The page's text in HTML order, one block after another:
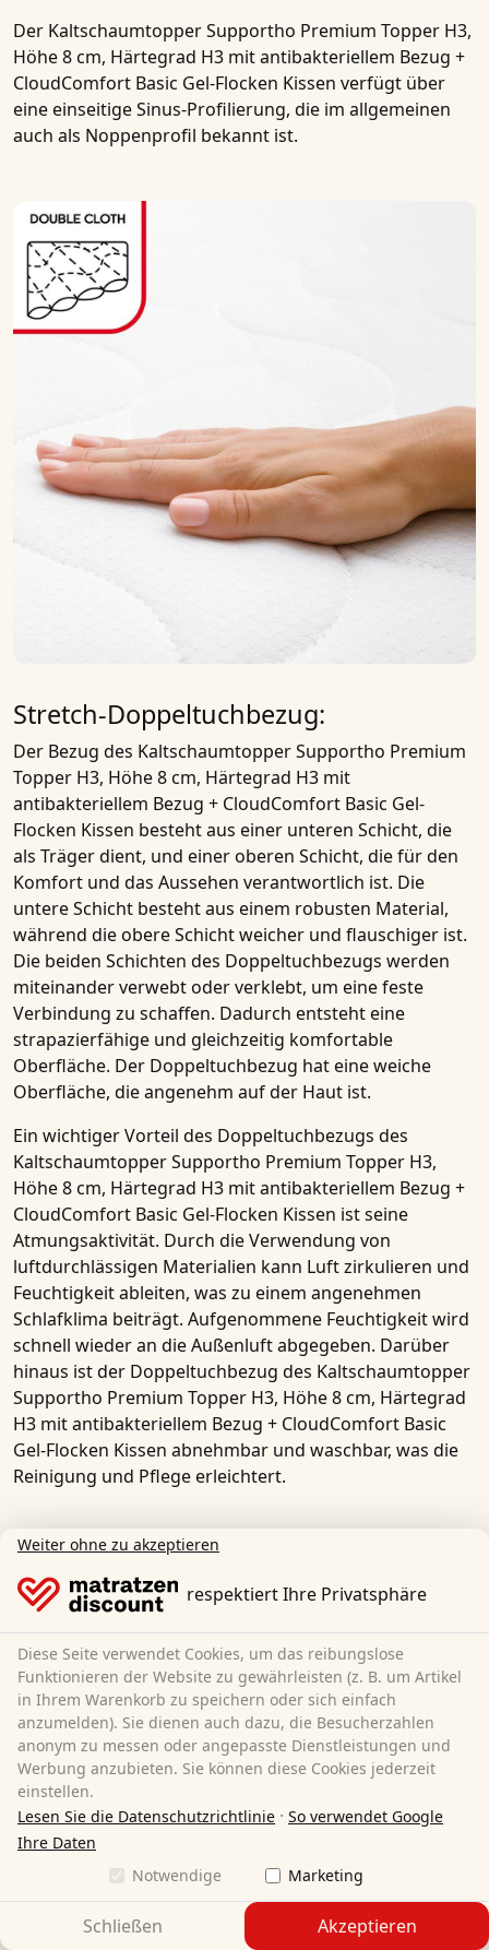
Der Kaltschaumtopper Supportho Premium Topper H3,
Höhe 8 cm, Härtegrad H3 mit antibakteriellem Bezug +
CloudComfort Basic Gel-Flocken Kissen verfügt über
eine einseitige Sinus-Profilierung, die im allgemeinen
auch als Noppenprofil bekannt ist.
Stretch-Doppeltuchbezug:
Der Bezug des Kaltschaumtopper Supportho Premium
Topper H3, Höhe 8 cm, Härtegrad H3 mit
antibakteriellem Bezug + CloudComfort Basic Gel-
Flocken Kissen besteht aus einer unteren Schicht, die
als Träger dient, und einer oberen Schicht, die für den
Komfort und das Aussehen verantwortlich ist. Die
untere Schicht besteht aus einem robusten Material,
während die obere Schicht weicher und flauschiger ist.
Die beiden Schichten des Doppeltuchbezugs werden
miteinander verwebt oder verklebt, um eine feste
Verbindung zu schaffen. Dadurch entsteht eine
strapazierfähige und gleichzeitig komfortable
Oberfläche. Der Doppeltuchbezug hat eine weiche
Oberfläche, die angenehm auf der Haut ist.
Ein wichtiger Vorteil des Doppeltuchbezugs des
Kaltschaumtopper Supportho Premium Topper H3,
Höhe 8 cm, Härtegrad H3 mit antibakteriellem Bezug +
CloudComfort Basic Gel-Flocken Kissen ist seine
Atmungsaktivität. Durch die Verwendung von
luftdurchlässigen Materialien kann Luft zirkulieren und
Feuchtigkeit ableiten, was zu einem angenehmen
Schlafklima beiträgt. Aufgenommene Feuchtigkeit wird
schnell wieder an die Außenluft abgegeben. Darüber
hinaus ist der Doppeltuchbezug des Kaltschaumtopper
Supportho Premium Topper H3, Höhe 8 cm, Härtegrad
H3 mit antibakteriellem Bezug + CloudComfort Basic
Gel-Flocken Kissen abnehmbar und waschbar, was die
Reinigung und Pflege erleichtert.
Weiter ohne zu akzeptieren
respektiert Ihre Privatsphäre
Diese Seite verwendet Cookies, um das reibungslose
Funktionieren der Website zu gewährleisten (z. B. um Artikel
in Ihrem Warenkorb zu speichern oder sich einfach
anzumelden). Sie dienen auch dazu, die Besucherzahlen
anonym zu messen oder angepasste Dienstleistungen und
Werbung anzubieten. Sie können diese Cookies jederzeit
einstellen.
Lesen Sie die Datenschutzrichtlinie · So verwendet Google
Ihre Daten
Notwendige
Marketing
Schließen Akzeptieren